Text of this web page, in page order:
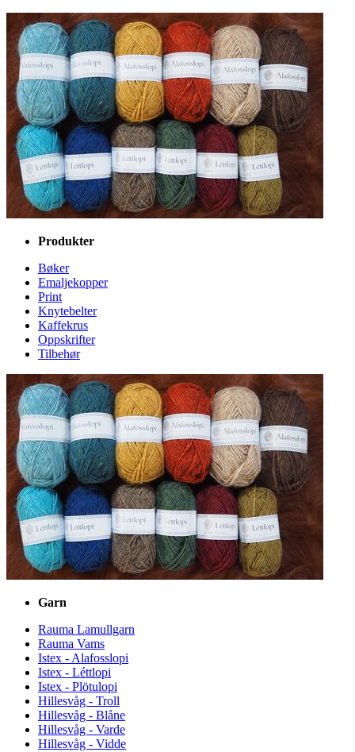
Produkter
Bøker
Emaljekopper
Print
Knytebelter
Kaffekrus
Oppskrifter
Tilbehør
Garn
Rauma Lamullgarn
Rauma Vams
Istex - Alafosslopi
Istex - Léttlopi
Istex - Plötulopi
Hillesvåg - Troll
Hillesvåg - Blåne
Hillesvåg - Varde
Hillesvåg - Vidde